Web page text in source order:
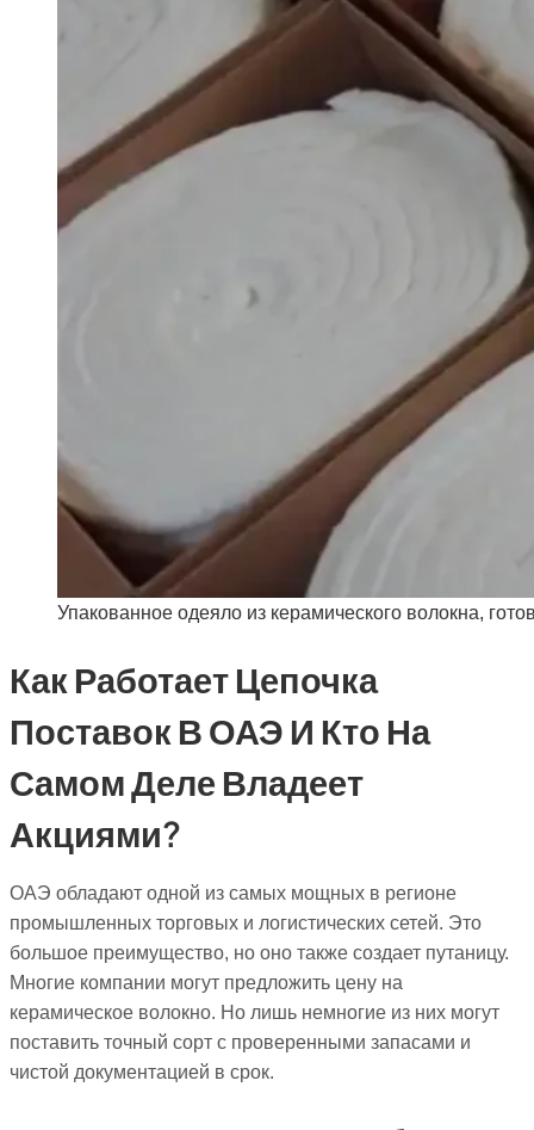
Упакованное одеяло из керамического волокна,
Как Работает Цепочка
Поставок В ОАЭ И Кто На
Самом Деле Владеет
Акциями?
ОАЭ обладают одной из самых мощных в регионе
промышленных торговых и логистических сетей. Это
большое преимущество, но оно также создает путаницу.
Многие компании могут предложить цену на
керамическое волокно. Но лишь немногие из них могут
поставить точный сорт с проверенными запасами и
чистой документацией в срок.